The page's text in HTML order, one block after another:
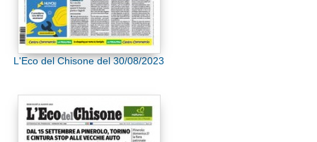
L'Eco del Chisone del 30/08/2023